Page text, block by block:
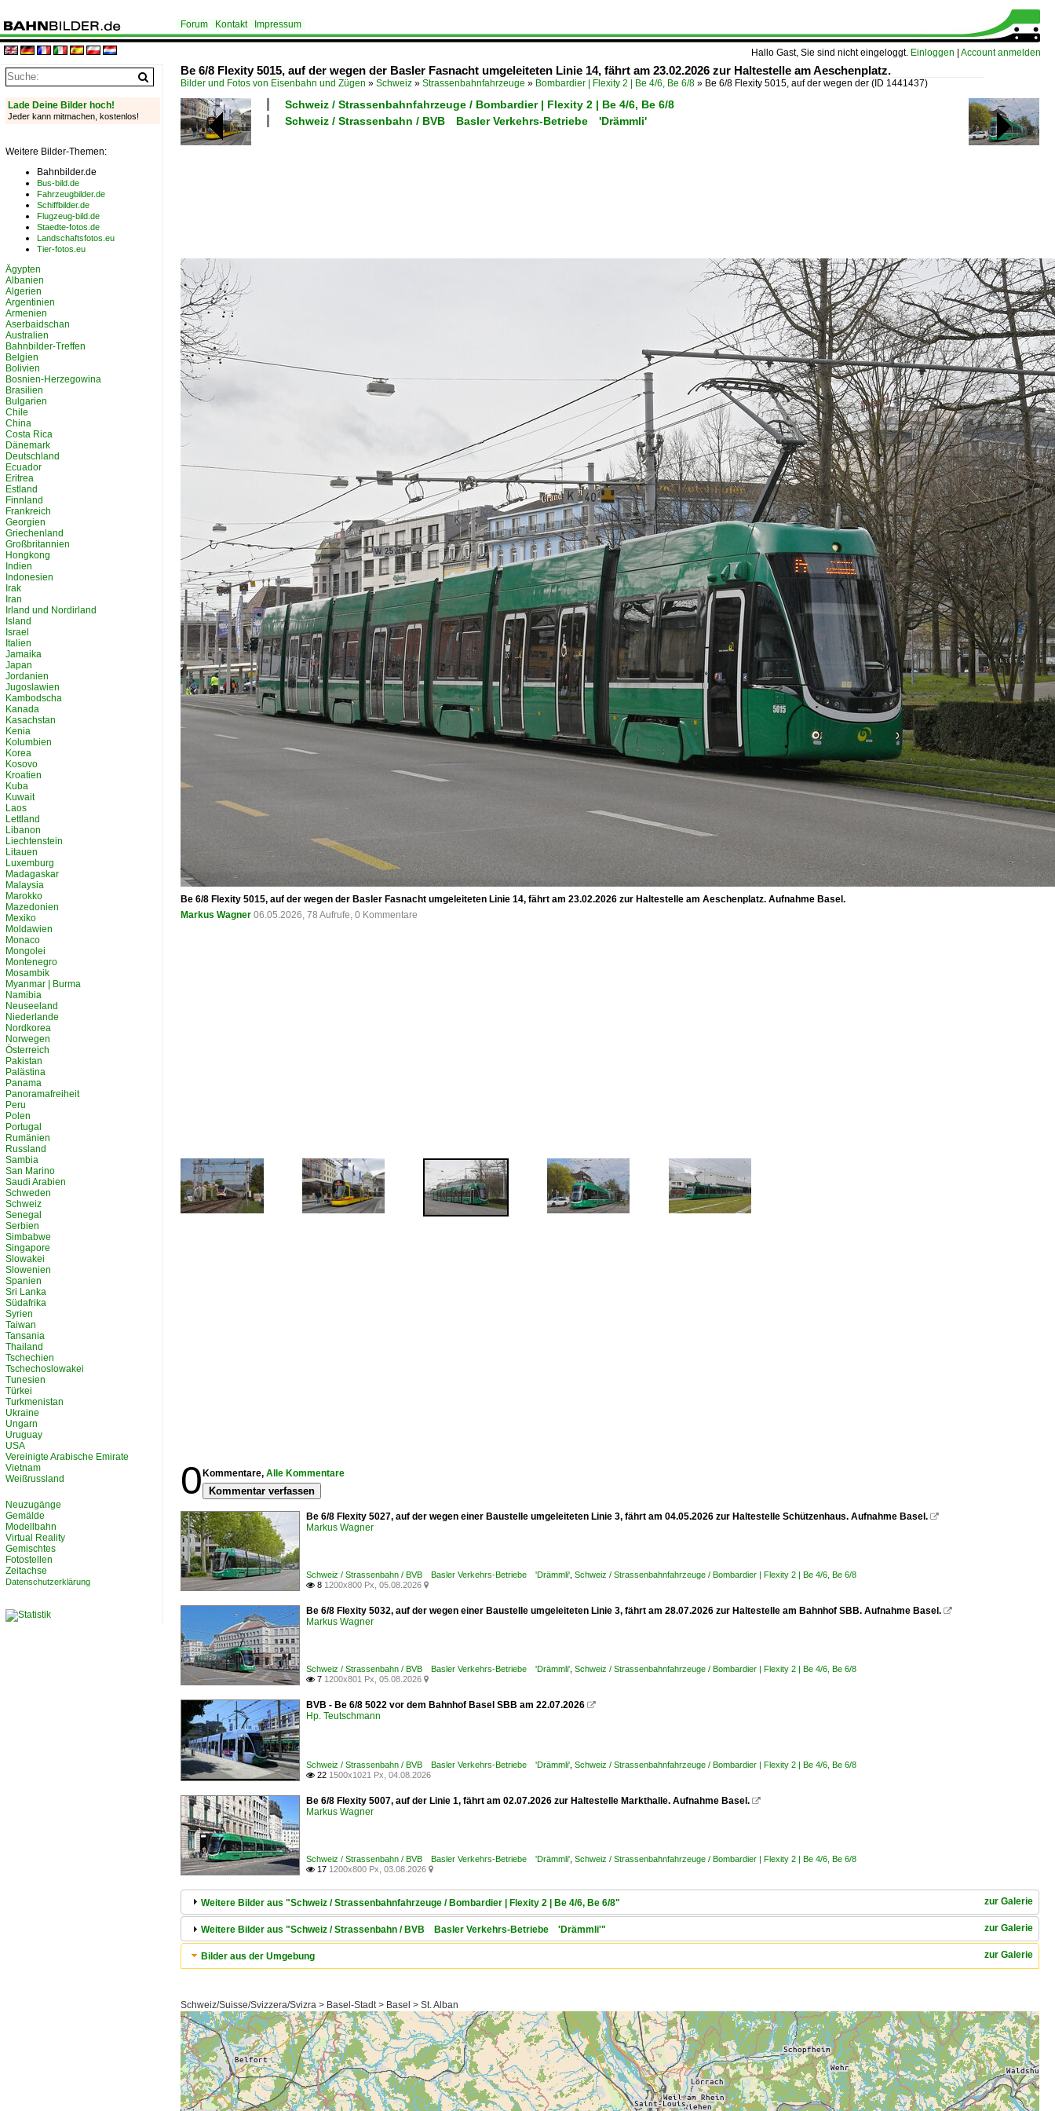
Hallo Gast, Sie sind nicht eingeloggt. Einloggen Account anmelden
Forum Kontakt Impressum
Be 6/8 Flexity 5015, auf der wegen der Basler Fasnacht umgeleiteten Linie 14, fährt am 23.02.2026 zur Haltestelle am Aeschenplatz.
Bilder und Fotos von Eisenbahn und Zügen » Schweiz » Strassenbahnfahrzeuge » Bombardier | Flexity 2 | Be 4/6, Be 6/8 » Be 6/8 Flexity 5015, auf der wegen der (ID 1441437)
Schweiz / Strassenbahnfahrzeuge / Bombardier | Flexity 2 | Be 4/6, Be 6/8
Schweiz / Strassenbahn / BVB Basler Verkehrs-Betriebe 'Drämmli'
Be 6/8 Flexity 5015, auf der wegen der Basler Fasnacht umgeleiteten Linie 14, fährt am 23.02.2026 zur Haltestelle am Aeschenplatz. Aufnahme Basel.
Markus Wagner 06.05.2026, 78 Aufrufe, 0 Kommentare
0 Kommentare, Alle Kommentare
Kommentar verfassen
Be 6/8 Flexity 5027, auf der wegen einer Baustelle umgeleiteten Linie 3, fährt am 04.05.2026 zur Haltestelle Schützenhaus. Aufnahme Basel. 
Markus Wagner
Schweiz / Strassenbahn / BVB Basler Verkehrs-Betriebe 'Drämmli' Schweiz / Strassenbahnfahrzeuge / Bombardier | Flexity 2 | Be 4/6, Be 6/8
 8 1200x800 Px, 05.08.2026 
Be 6/8 Flexity 5032, auf der wegen einer Baustelle umgeleiteten Linie 3, fährt am 28.07.2026 zur Haltestelle am Bahnhof SBB. Aufnahme Basel. 
Markus Wagner
Schweiz / Strassenbahn / BVB Basler Verkehrs-Betriebe 'Drämmli' Schweiz / Strassenbahnfahrzeuge / Bombardier | Flexity 2 | Be 4/6, Be 6/8
 7 1200x801 Px, 05.08.2026 
BVB - Be 6/8 5022 vor dem Bahnhof Basel SBB am 22.07.2026 
Hp. Teutschmann
Schweiz / Strassenbahn / BVB Basler Verkehrs-Betriebe 'Drämmli' Schweiz / Strassenbahnfahrzeuge / Bombardier | Flexity 2 | Be 4/6, Be 6/8
 22 1500x1021 Px, 04.08.2026
Be 6/8 Flexity 5007, auf der Linie 1, fährt am 02.07.2026 zur Haltestelle Markthalle. Aufnahme Basel. 
Markus Wagner
Schweiz / Strassenbahn / BVB Basler Verkehrs-Betriebe 'Drämmli' Schweiz / Strassenbahnfahrzeuge / Bombardier | Flexity 2 | Be 4/6, Be 6/8
 17 1200x800 Px, 03.08.2026 
zur Galerie
Weitere Bilder aus "Schweiz / Strassenbahnfahrzeuge / Bombardier | Flexity 2 | Be 4/6, Be 6/8"
zur Galerie
Weitere Bilder aus "Schweiz / Strassenbahn / BVB Basler Verkehrs-Betriebe 'Drämmli'"
zur Galerie
Bilder aus der Umgebung
Schweiz/Suisse/Svizzera/Svizra > Basel-Stadt > Basel > St. Alban
Lade Deine Bilder hoch!
Jeder kann mitmachen, kostenlos!
Weitere Bilder-Themen:
Bahnbilder.de
Bus-bild.de
Fahrzeugbilder.de
Schiffbilder.de
Flugzeug-bild.de
Staedte-fotos.de
Landschaftsfotos.eu
Tier-fotos.eu
Ägypten
Albanien
Algerien
Argentinien
Armenien
Aserbaidschan
Australien
Bahnbilder-Treffen
Belgien
Bolivien
Bosnien-Herzegowina
Brasilien
Bulgarien
Chile
China
Costa Rica
Dänemark
Deutschland
Ecuador
Eritrea
Estland
Finnland
Frankreich
Georgien
Griechenland
Großbritannien
Hongkong
Indien
Indonesien
Irak
Iran
Irland und Nordirland
Island
Israel
Italien
Jamaika
Japan
Jordanien
Jugoslawien
Kambodscha
Kanada
Kasachstan
Kenia
Kolumbien
Korea
Kosovo
Kroatien
Kuba
Kuwait
Laos
Lettland
Libanon
Liechtenstein
Litauen
Luxemburg
Madagaskar
Malaysia
Marokko
Mazedonien
Mexiko
Moldawien
Monaco
Mongolei
Montenegro
Mosambik
Myanmar | Burma
Namibia
Neuseeland
Niederlande
Nordkorea
Norwegen
Österreich
Pakistan
Palästina
Panama
Panoramafreiheit
Peru
Polen
Portugal
Rumänien
Russland
Sambia
San Marino
Saudi Arabien
Schweden
Schweiz
Senegal
Serbien
Simbabwe
Singapore
Slowakei
Slowenien
Spanien
Sri Lanka
Südafrika
Syrien
Taiwan
Tansania
Thailand
Tschechien
Tschechoslowakei
Tunesien
Türkei
Turkmenistan
Ukraine
Ungarn
Uruguay
USA
Vereinigte Arabische Emirate
Vietnam
Weißrussland
Neuzugänge
Gemälde
Modellbahn
Virtual Reality
Gemischtes
Fotostellen
Zeitachse
Datenschutzerklärung